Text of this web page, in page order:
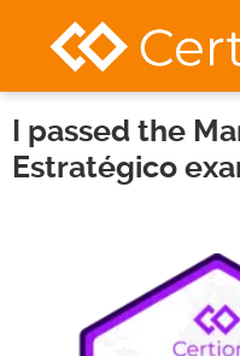
I passed the
Estratégico